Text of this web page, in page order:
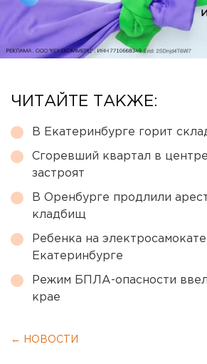
ЧИТАЙТЕ ТАКЖЕ:
В Екатеринбурге горит
Сгоревший квартал в
застроят
В Оренбурге продлили
кладбищ
Ребенка на
Екатеринбурге
Режим БПЛА-опасности
крае
← НОВОСТИ